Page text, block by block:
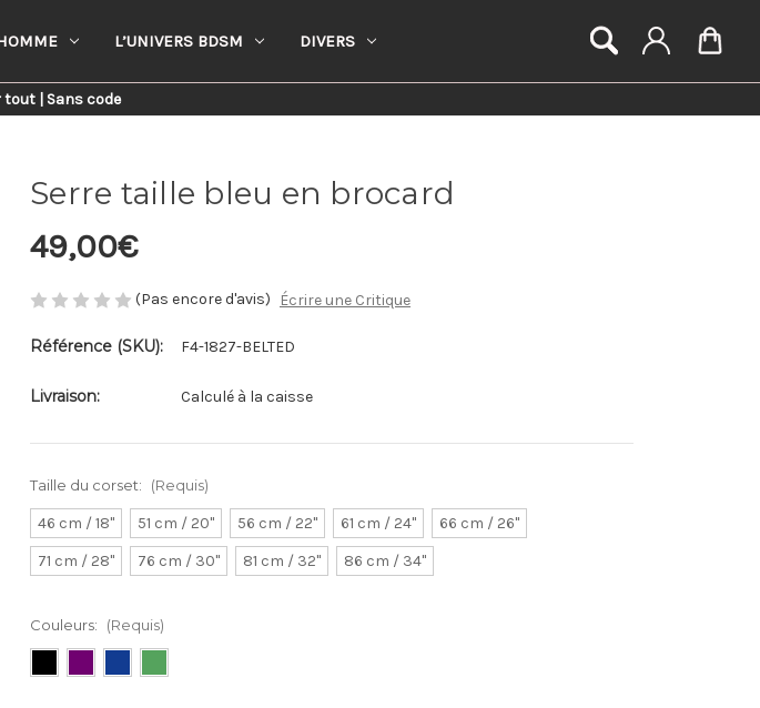
L’UNIVERS BDSM DIVERS
tout | Sans codeSerre taille bleu en brocard
Serre taille bleu en brocard
49,00€
(Pas encore d'avis) Écrire une Critique
Référence (SKU): F4-1827-BELTED
Livraison: Calculé à la caisse
Taille du corset: (Requis)
46 cm / 18" 51 cm / 20" 56 cm / 22" 61 cm / 24"
66 cm / 26"
71 cm / 28"
76 cm / 30" 81 cm / 32" 86 cm / 34"
Couleurs: (Requis)